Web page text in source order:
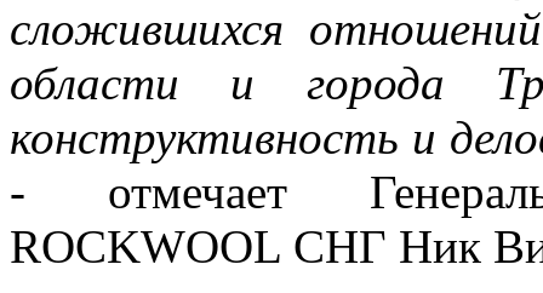
сложившихся
области и города
конструктивность и
- отмечает
ROCKWOOL СНГ Ник